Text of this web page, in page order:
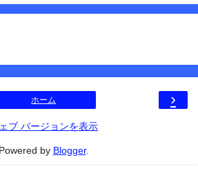
›
ホーム
ブ バージョンを表示
Powered by Blogger.